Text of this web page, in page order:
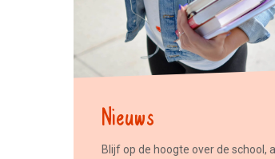
Nieuws
Blijf op de hoogte over de school,